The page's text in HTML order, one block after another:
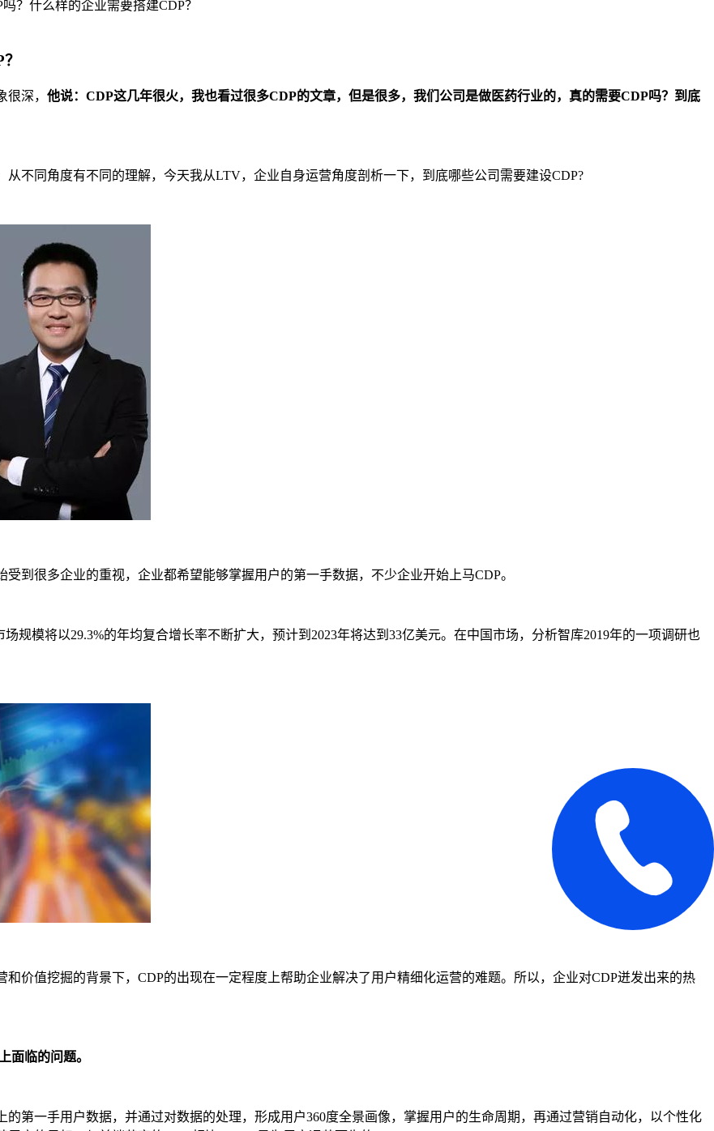
？什么样的企业需要搭建CDP？
深， 他说：CDP这几年很火，我也看过很多CDP的文章，但是很多，我们公司是做医药行业的，真的需要CDP吗？到底
不同角度有不同的理解，今天我从LTV，企业自身运营角度剖析一下，到底哪些公司需要建设CDP?
到很多企业的重视，企业都希望能够掌握用户的第一手数据，不少企业开始上马CDP。
规模将以29.3%的年均复合增长率不断扩大，预计到2023年将达到33亿美元。在中国市场，分析智库2019年的一项调研也
价值挖掘的背景下，CDP的出现在一定程度上帮助企业解决了用户精细化运营的难题。所以，企业对CDP迸发出来的热
面临的问题。
第一手用户数据，并通过对数据的处理，形成用户360度全景画像，掌握用户的生命周期，再通过营销自动化，以个性化